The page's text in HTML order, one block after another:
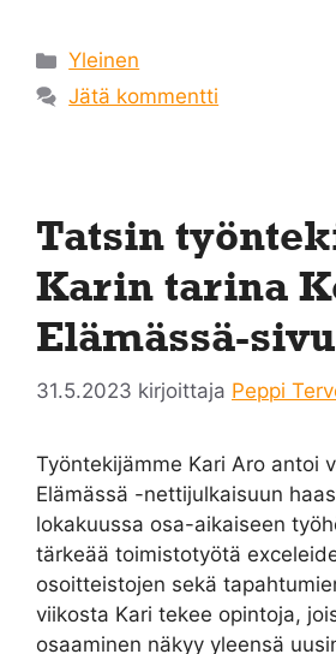
Kategoriat
Yleinen
Jätä kommentti
Tatsin
Karin tarina
Elämässä-
31.5.2023 kirjoittaja Peppi
Työntekijämme Kari Aro antoi
Elämässä -nettijulkaisuun
lokakuussa osa-aikaiseen
tärkeää toimistotyötä
osoitteistojen sekä
viikosta Kari tekee opintoja,
osaaminen näkyy yleensä